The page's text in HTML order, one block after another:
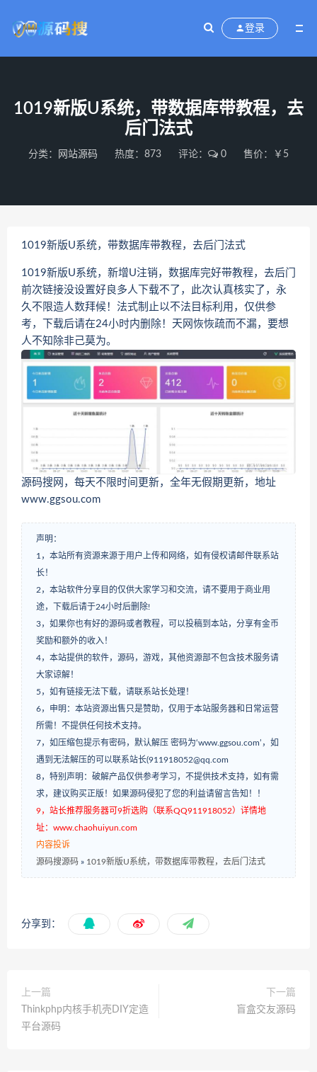
登录
1019新版U系统，带数据库带教程，去
后门法式
分类： 网站源码 热度：873 评论： 0 售价：￥5
1019新版U系统，带数据库带教程，去后门法式
1019新版U系统，新增U注销，数据库完好带教程，去后门
前次链接没设置好良多人下载不了，此次认真核实了，永
久不限造人数拜候！法式制止以不法目标利用，仅供参
考，下载后请在24小时内删除！天网恢恢疏而不漏，要想
人不知除非己莫为。
源码搜网，每天不限时间更新，全年无假期更新，地址
www.ggsou.com
声明：
1，本站所有资源来源于用户上传和网络，如有侵权请邮件联系站
长！
2，本站软件分享目的仅供大家学习和交流，请不要用于商业用
途，下载后请于24小时后删除!
3，如果你也有好的源码或者教程，可以投稿到本站，分享有金币
奖励和额外的收入！
4，本站提供的软件，源码，游戏，其他资源部不包含技术服务请
大家谅解！
5，如有链接无法下载，请联系站长处理！
6，申明：本站资源出售只是赞助，仅用于本站服务器和日常运营
所需！不提供任何技术支持。
7，如压缩包提示有密码，默认解压 密码为‘www.ggsou.com’，如
遇到无法解压的可以联系站长(911918052@qq.com
8，特别声明：破解产品仅供参考学习，不提供技术支持，如有需
求，建议购买正版！如果源码侵犯了您的利益请留言告知！！
9，站长推荐服务器可9折选购（联系QQ911918052）详情地
址：www.chaohuiyun.com
内容投诉
源码搜源码 » 1019新版U系统，带数据库带教程，去后门法式
分享到：
上一篇
Thinkphp内核手机壳DIY定造
平台源码
下一篇
盲盒交友源码